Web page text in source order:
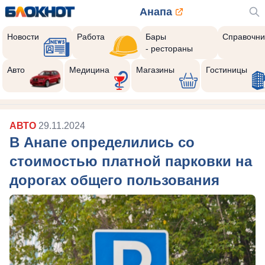
Анапа
Новости Работа
Бары
- рестораны
Авто Медицина Магазины Гостиницы
АВТО 29.11.2024
В Анапе определились со
стоимостью платной парковки на
дорогах общего пользования